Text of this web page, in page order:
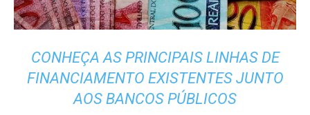
CONHEÇA AS PRINCIPAIS LINHAS DE
FINANCIAMENTO EXISTENTES JUNTO
AOS BANCOS PÚBLICOS